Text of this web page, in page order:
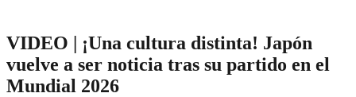
VIDEO | ¡Una cultura distinta! Japón
vuelve a ser noticia tras su partido en el
Mundial 2026